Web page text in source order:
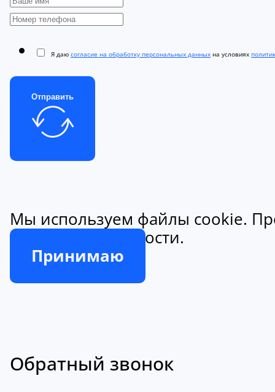
Я даю согласие на обработку персональных данных на условиях
Отправить
Мы используем файлы cookie.
конфиденциальности.
Принимаю
Обратный звонок